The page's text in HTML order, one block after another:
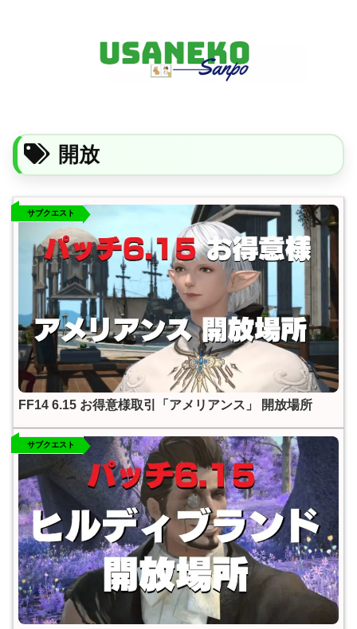
開放
サブクエスト
FF14 6.15 お得意様取引「アメリアンス」 開放場所
サブクエスト